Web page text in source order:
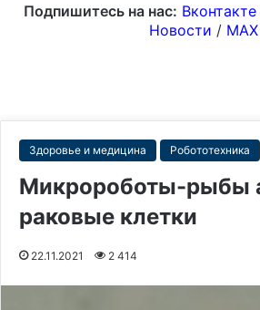
Подпишитесь на нас: Вконтакте
Новости / MAX